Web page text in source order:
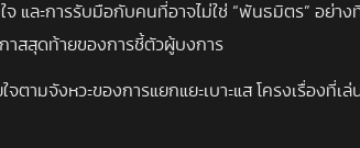
และการรับมือกับคนที่อาจไม่ใช่ “พันธมิตร” อย่า
าสสุดท้ายของการชี้ตัวผู้บงการ
ตามจังหวะของการแยกแยะเบาะแส โครงเรื่องที่